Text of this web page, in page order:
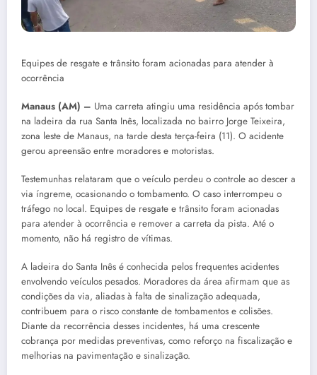
Equipes de resgate e trânsito foram acionadas para atender à
ocorrência
Manaus (AM) – Uma carreta atingiu uma residência após tombar
na ladeira da rua Santa Inês, localizada no bairro Jorge Teixeira,
zona leste de Manaus, na tarde desta terça-feira (11). O acidente
gerou apreensão entre moradores e motoristas.
Testemunhas relataram que o veículo perdeu o controle ao descer a
via íngreme, ocasionando o tombamento. O caso interrompeu o
tráfego no local. Equipes de resgate e trânsito foram acionadas
para atender à ocorrência e remover a carreta da pista. Até o
momento, não há registro de vítimas.
A ladeira do Santa Inês é conhecida pelos frequentes acidentes
envolvendo veículos pesados. Moradores da área afirmam que as
condições da via, aliadas à falta de sinalização adequada,
contribuem para o risco constante de tombamentos e colisões.
Diante da recorrência desses incidentes, há uma crescente
cobrança por medidas preventivas, como reforço na fiscalização e
melhorias na pavimentação e sinalização.